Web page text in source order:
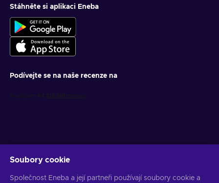
Stáhněte si aplikaci Eneba
Podívejte se na naše recenze na
Získejte personalizované nabídky her
Soubory cookie
Společnost Eneba a její partneři používají soubory cookie a